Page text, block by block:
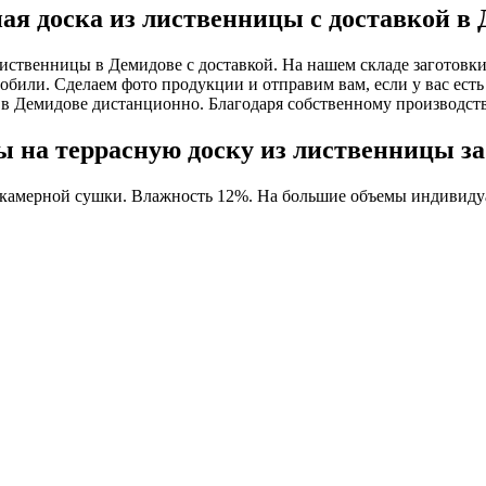
доска из лиственницы с доставкой в
в Демидове с доставкой. На нашем складе
Сделаем фото продукции и отправим вам, если у вас
Демидове дистанционно. Благодаря собственному
на террасную доску из лиственницы
сушки. Влажность 12%. На большие объемы